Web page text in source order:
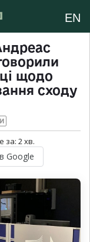
EN
щодо
сходу
за: 2хв.
Google